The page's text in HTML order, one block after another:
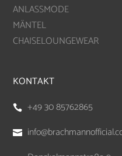
ANLASSMODE
MÄNTEL
CHAISELOUNGEWEAR
KONTAKT
 +49 30 85762865
